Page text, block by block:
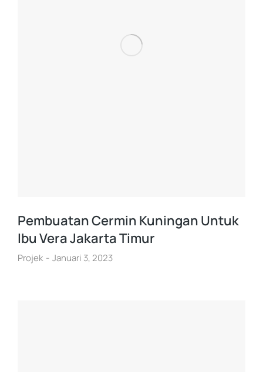
Pembuatan Cermin Kuningan Untuk
Ibu Vera Jakarta Timur
Projek Januari 3, 2023